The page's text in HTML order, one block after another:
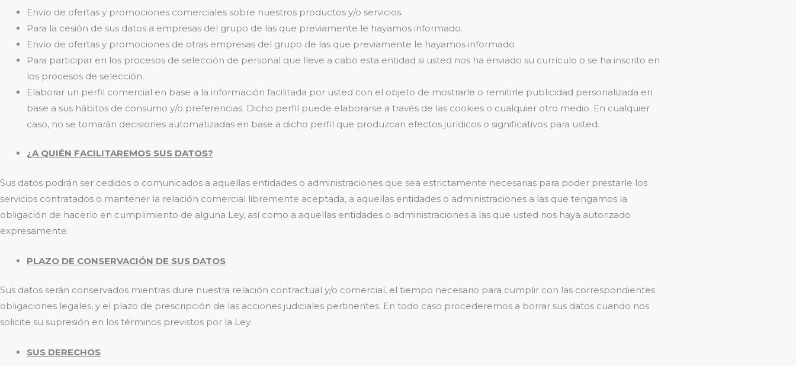
Envío de ofertas y promociones comerciales sobre nuestros productos y/o servicios.
Para la cesión de sus datos a empresas del grupo de las que previamente le hayamos informado.
Envío de ofertas y promociones de otras empresas del grupo de las que previamente le hayamos informado
Para participar en los procesos de selección de personal que lleve a cabo esta entidad si usted nos ha enviado su currículo o se ha inscrito en
los procesos de selección.
Elaborar un perfil comercial en base a la información facilitada por usted con el objeto de mostrarle o remitirle publicidad personalizada en
base a sus hábitos de consumo y/o preferencias. Dicho perfil puede elaborarse a través de las cookies o cualquier otro medio. En cualquier
caso, no se tomarán decisiones automatizadas en base a dicho perfil que produzcan efectos jurídicos o significativos para usted.
¿A QUIÉN FACILITAREMOS SUS DATOS?
Sus datos podrán ser cedidos o comunicados a aquellas entidades o administraciones que sea estrictamente necesarias para poder prestarle los
servicios contratados o mantener la relación comercial libremente aceptada, a aquellas entidades o administraciones a las que tengamos la
obligación de hacerlo en cumplimiento de alguna Ley, así como a aquellas entidades o administraciones a las que usted nos haya autorizado
expresamente.
PLAZO DE CONSERVACIÓN DE SUS DATOS
Sus datos serán conservados mientras dure nuestra relación contractual y/o comercial, el tiempo necesario para cumplir con las correspondientes
obligaciones legales, y el plazo de prescripción de las acciones judiciales pertinentes. En todo caso procederemos a borrar sus datos cuando nos
solicite su supresión en los términos previstos por la Ley.
SUS DERECHOS